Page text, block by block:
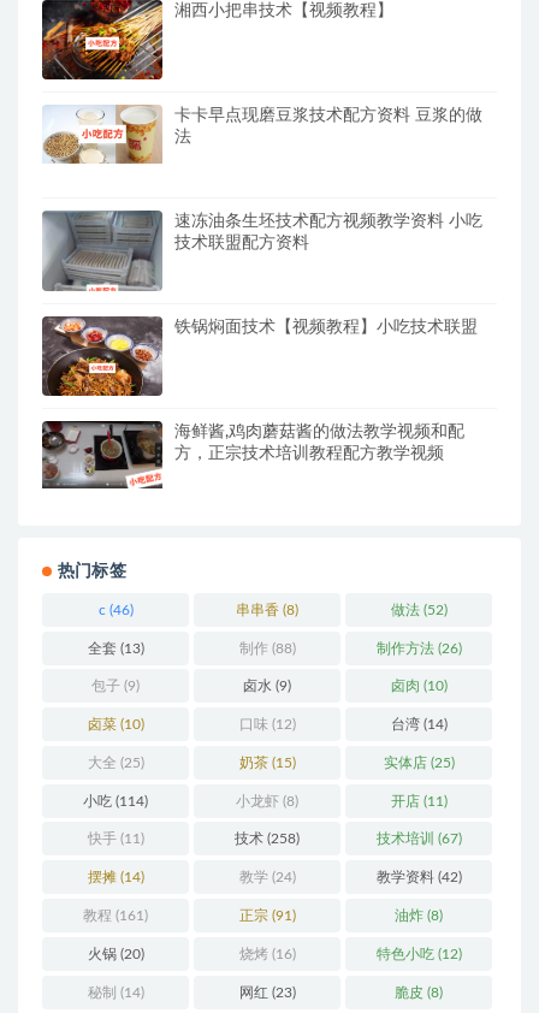
湘西小把串技术【视频教程】
卡卡早点现磨豆浆技术配方资料 豆浆的做
法
速冻油条生坯技术配方视频教学资料 小吃
技术联盟配方资料
铁锅焖面技术【视频教程】小吃技术联盟
海鲜酱,鸡肉蘑菇酱的做法教学视频和配
方，正宗技术培训教程配方教学视频
热门标签
c (46) 串串香 (8) 做法(52)
全套 (13) 制作 (88) 制作方法(26)
包子 (9) 卤水 (9) 卤肉 (10)
卤菜(10) 口味 (12) 台湾(14)
大全 (25) 奶茶(15) 实体店(25)
小吃 (114) 小龙虾 (8) 开店(11)
快手(11) 技术 (258) 技术培训 (67)
摆摊(14) 教学 (24) 教学资料(42)
教程 (161) 正宗(91) 油炸 (8)
火锅(20) 烧烤(16) 特色小吃(12)
秘制 (14) 网红 (23) 脆皮 (8)